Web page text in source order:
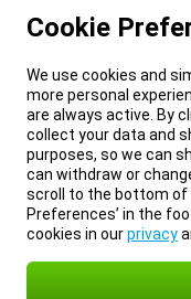
Cookie
We use cookies and
more personal
are always active. By
collect your data and
purposes, so we can
can withdraw or
scroll to the bottom of
Preferences’ in the
cookies in ourprivacy